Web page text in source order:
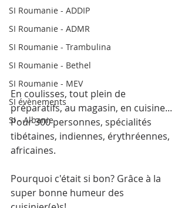
SI Roumanie - ADDIP
SI Roumanie - ADMR
SI Roumanie - Trambulina
SI Roumanie - Bethel
SI Roumanie - MEV
SI évènements
SI - Albanie
En coulisses, tout plein de
préparatifs, au magasin, en cuisine...
Pour 300 personnes, spécialités
tibétaines, indiennes, érythréennes,
africaines.
Pourquoi c'était si bon? Grâce à la
super bonne humeur des